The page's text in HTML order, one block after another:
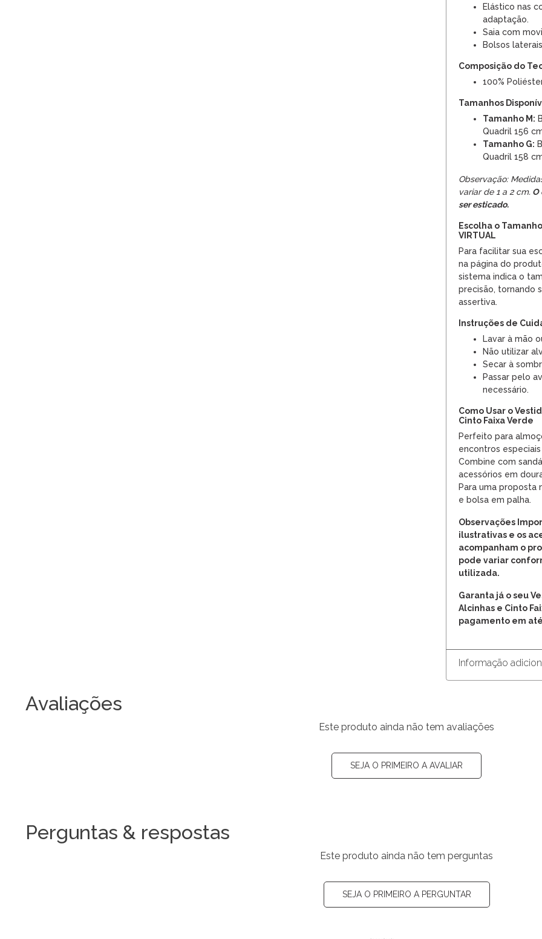
Elástico nas
adaptação.
Saia com
Bolsos
Composição do
100%
Tamanhos
Tamanho M:
Quadril 156
Tamanho G:
Quadril 158
Observação:
variar de 1 a 2 cm. O
ser esticado.
Escolha o
VIRTUAL
Para facilitar sua
na página do
sistema indica o
precisão, tornando
assertiva.
Instruções de
Lavar à mão
Não utilizar
Secar à
Passar pelo
necessário.
Como Usar o
Cinto Faixa Verde
Perfeito para
encontros
Combine com
acessórios em
Para uma proposta
e bolsa em palha.
Observações
ilustrativas e os
acompanham o
pode variar
utilizada.
Garanta já o seu
Alcinhas e Cinto
pagamento em
Informação
Avaliações
Este produto ainda não tem avaliações
SEJA O PRIMEIRO A AVALIAR
Perguntas & respostas
Este produto ainda não tem perguntas
SEJA O PRIMEIRO A PERGUNTAR